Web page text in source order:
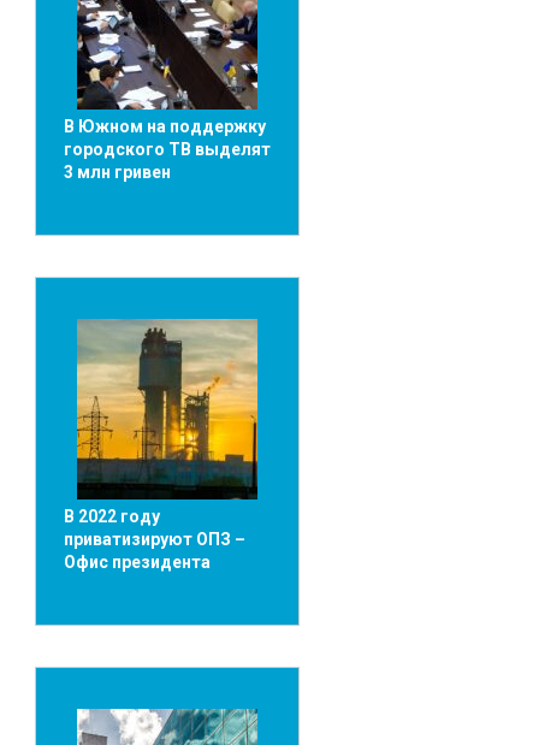
В Южном на поддержку
городского ТВ выделят
3 млн гривен
В 2022 году
приватизируют ОПЗ –
Офис президента